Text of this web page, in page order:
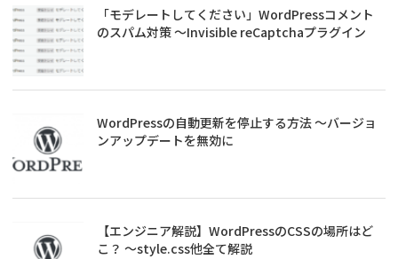
「モデレートしてください」WordPressコメント
のスパム対策 ～Invisible reCaptchaプラグイン
WordPressの自動更新を停止する方法 ～バージョ
ンアップデートを無効に
【エンジニア解説】WordPressのCSSの場所はど
こ？ ～style.css他全て解説